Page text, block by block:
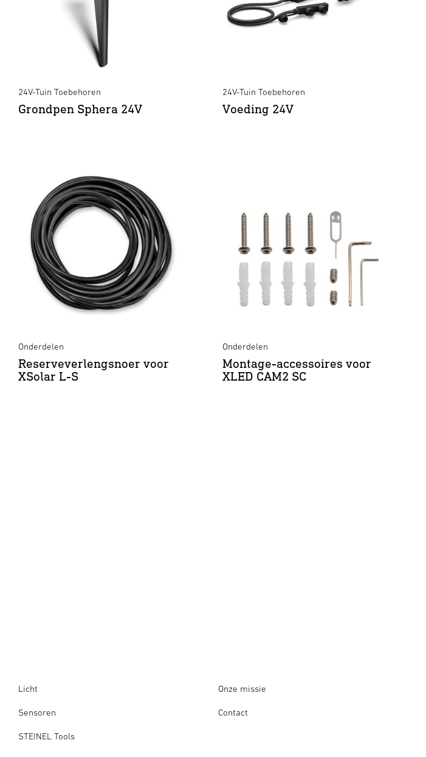
24V-Tuin Toebehoren
Grondpen Sphera 24V
24V-Tuin Toebehoren
Voeding 24V
Onderdelen
Reserveverlengsnoer voor
XSolar L-S
Onderdelen
Montage-accessoires voor
XLED CAM2 SC
Licht
Sensoren
STEINEL Tools
Onze missie
Contact